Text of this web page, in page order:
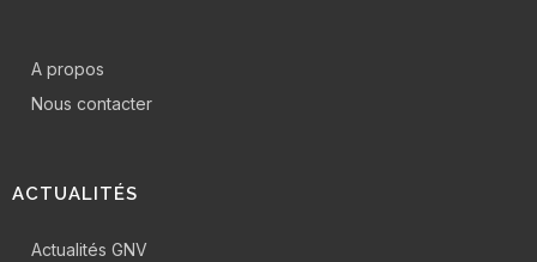
A propos
Nous contacter
ACTUALITÉS
Actualités GNV